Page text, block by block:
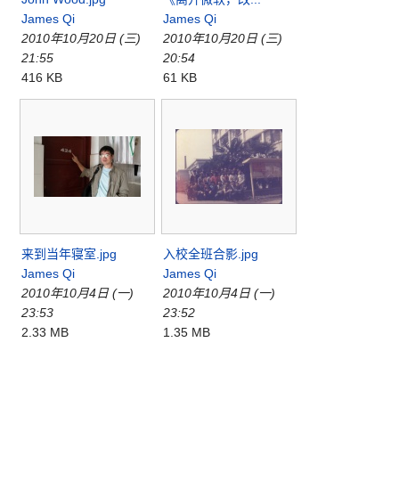
James Qi
2010年10月20日 (三)
21:55
416 KB
James Qi
2010年10月20日 (三)
20:54
61 KB
来到当年寝室.jpg
James Qi
2010年10月4日 (一)
23:53
2.33 MB
入校全班合影.jpg
James Qi
2010年10月4日 (一)
23:52
1.35 MB